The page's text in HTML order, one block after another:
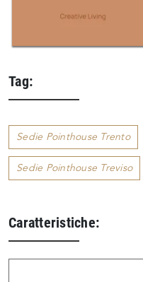
Tag:
Sedie Pointhouse Trento
Sedie Pointhouse Treviso
Caratteristiche: